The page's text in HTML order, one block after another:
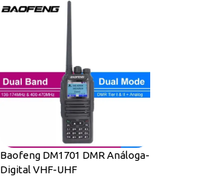
Baofeng DM1701 DMR Análoga-
Digital VHF-UHF